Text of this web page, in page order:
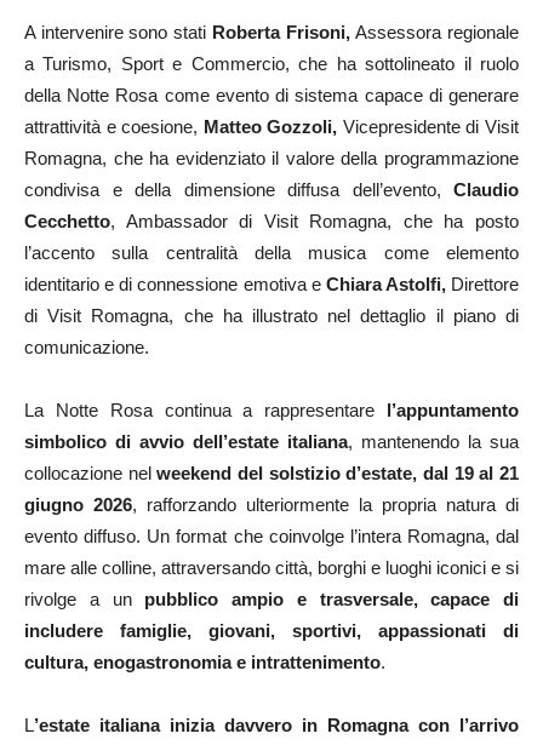
A intervenire sono stati Roberta Frisoni,Assessora regionale
a Turismo, Sport e Commercio, che ha sottolineato il ruolo
della Notte Rosa come evento di sistema capace di generare
attrattività e coesione, Matteo Gozzoli, Vicepresidente di Visit
Romagna, che ha evidenziato il valore della programmazione
condivisa e della dimensione diffusa dell’evento, Claudio
Cecchetto, Ambassador di Visit Romagna, che ha posto
l’accento sulla centralità della musica come elemento
identitario e di connessione emotiva e Chiara Astolfi, Direttore
di Visit Romagna, che ha illustrato nel dettaglio il piano di
comunicazione.
La Notte Rosa continua a rappresentare l’appuntamento
simbolico di avvio dell’estate italiana, mantenendo la sua
collocazione nelweekend del solstizio d’estate, dal 19 al 21
giugno 2026, rafforzando ulteriormente la propria natura di
evento diffuso. Un format che coinvolge l’intera Romagna, dal
mare alle colline, attraversando città, borghi e luoghi iconici e si
rivolge a un pubblico ampio e trasversale, capace di
includere famiglie, giovani, sportivi, appassionati di
cultura, enogastronomia e intrattenimento.
L’estate italiana inizia davvero in Romagna con l’arrivo